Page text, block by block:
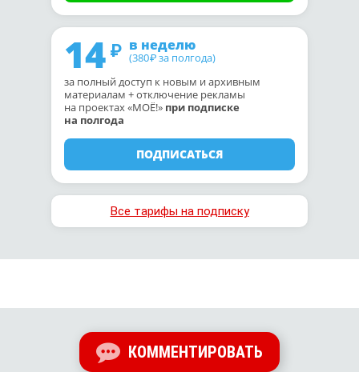
14 в неделю
(380₽ за полгода)
за полный доступ к новым и архивным
материалам + отключение рекламы
на проектах «МОЁ!» при подписке
на полгода
ПОДПИСАТЬСЯ
Все тарифы на подписку
КОММЕНТИРОВАТЬ